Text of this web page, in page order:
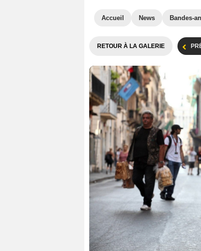
Accueil News Bandes-
RETOUR À LA GALERIE